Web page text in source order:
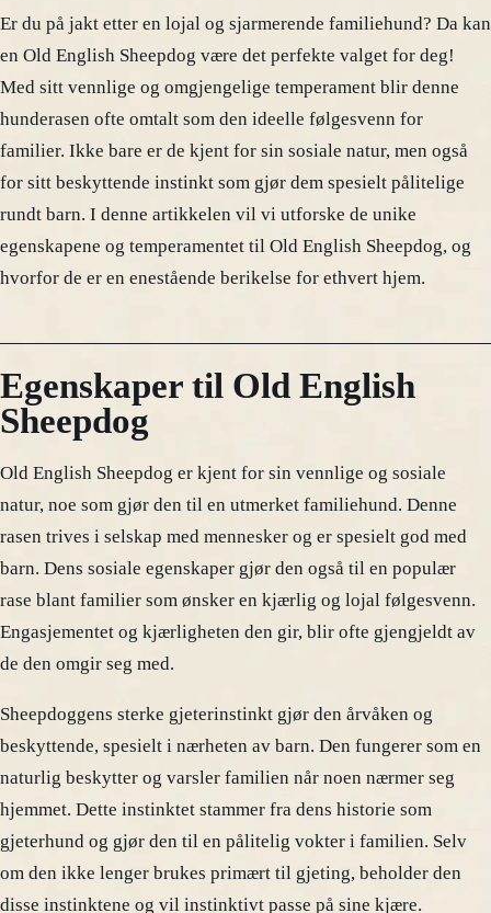
Er du på jakt etter en lojal og sjarmerende familiehund? Da kan
en Old English Sheepdog være det perfekte valget for deg!
Med sitt vennlige og omgjengelige temperament blir denne
hunderasen ofte omtalt som den ideelle følgesvenn for
familier. Ikke bare er de kjent for sin sosiale natur, men også
for sitt beskyttende instinkt som gjør dem spesielt pålitelige
rundt barn. I denne artikkelen vil vi utforske de unike
egenskapene og temperamentet til Old English Sheepdog, og
hvorfor de er en enestående berikelse for ethvert hjem.
Egenskaper til Old English
Sheepdog
Old English Sheepdog er kjent for sin vennlige og sosiale
natur, noe som gjør den til en utmerket familiehund. Denne
rasen trives i selskap med mennesker og er spesielt god med
barn. Dens sosiale egenskaper gjør den også til en populær
rase blant familier som ønsker en kjærlig og lojal følgesvenn.
Engasjementet og kjærligheten den gir, blir ofte gjengjeldt av
de den omgir seg med.
Sheepdoggens sterke gjeterinstinkt gjør den årvåken og
beskyttende, spesielt i nærheten av barn. Den fungerer som en
naturlig beskytter og varsler familien når noen nærmer seg
hjemmet. Dette instinktet stammer fra dens historie som
gjeterhund og gjør den til en pålitelig vokter i familien. Selv
om den ikke lenger brukes primært til gjeting, beholder den
disse instinktene og vil instinktivt passe på sine kjære.